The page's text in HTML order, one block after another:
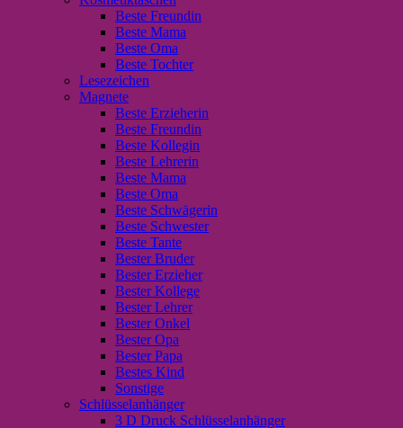
Beste Freundin
Beste Mama
Beste Oma
Beste Tochter
Lesezeichen
Magnete
Beste Erzieherin
Beste Freundin
Beste Kollegin
Beste Lehrerin
Beste Mama
Beste Oma
Beste Schwägerin
Beste Schwester
Beste Tante
Bester Bruder
Bester Erzieher
Bester Kollege
Bester Lehrer
Bester Onkel
Bester Opa
Bester Papa
Bestes Kind
Sonstige
Schlüsselanhänger
3 D Druck Schlüsselanhänger